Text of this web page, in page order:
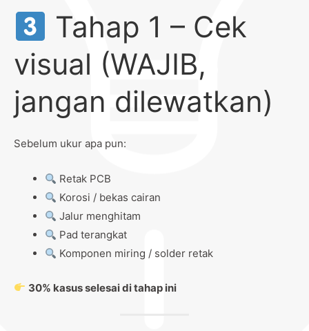
Tahap 1 – Cek
visual (WAJIB,
jangan dilewatkan)
Sebelum ukur apa pun:
Retak PCB
Korosi / bekas cairan
Jalur menghitam
Pad terangkat
Komponen miring / solder retak
30% kasus selesai di tahap ini